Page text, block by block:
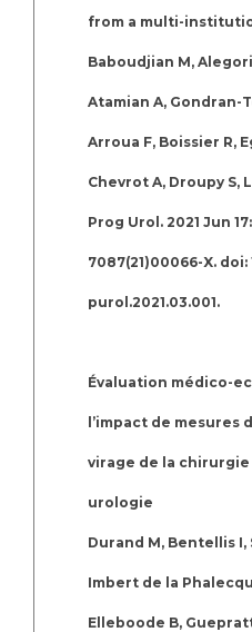
from a multi-
Baboudjian M,
Atamian A, Gondran-
Arroua F, Boissier R,
Chevrot A, Droupy S,
Prog Urol. 2021 Jun
7087(21)00066-X. doi:
purol.2021.03.001.
Évaluation médico-
l’impact de mesures
virage de la
urologie
Durand M, Bentellis I,
Imbert de la
Elleboode B,